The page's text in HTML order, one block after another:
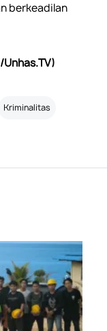
berkeadilan
Kriminalitas